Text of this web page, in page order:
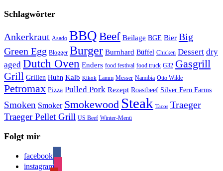
Schlagwörter
Ankerkraut Asado BBQBeef Beilage BGE Bier Big
Green Egg Blogger Burger Burnhard Büffel Chicken Dessert dry
aged Dutch Oven Enders food festival food truck G32 Gasgrill
Grill Grillen Huhn Kalb Kikok Lamm Messer Namibia Otto Wilde
Petromax Pizza Pulled Pork Rezept Roastbeef Silver Fern Farms
Smoken Smoker Smokewood Steak Tacos Traeger
Traeger Pellet Grill US Beef Winter-Menü
Folgt mir
facebook
instagram